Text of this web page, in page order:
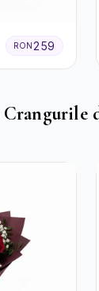
RON 259